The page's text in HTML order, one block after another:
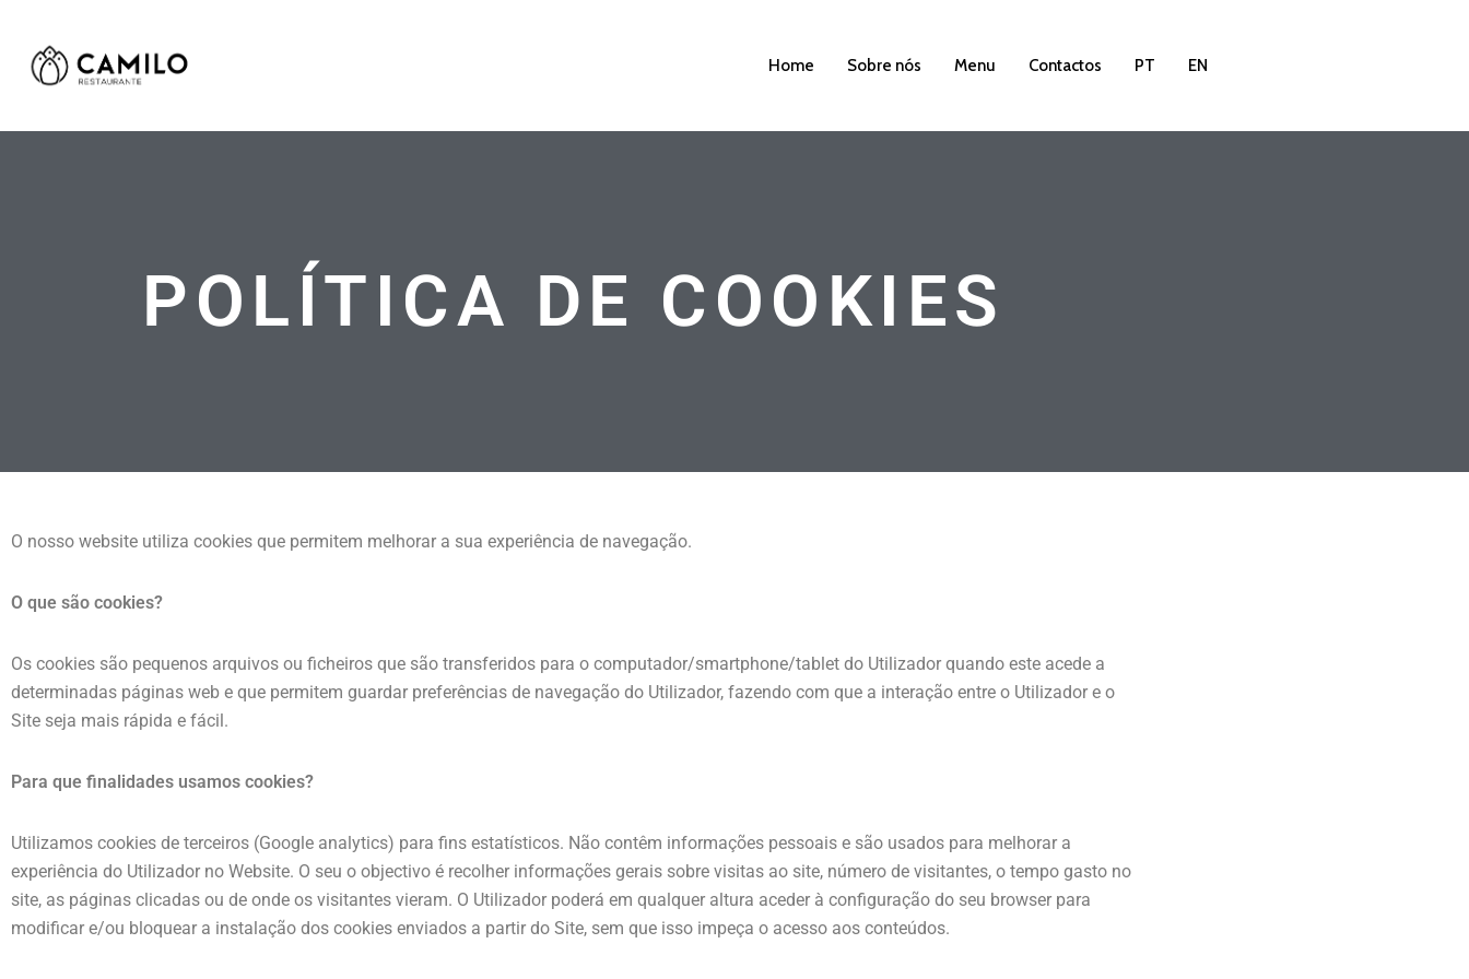
Home Sobre nós Menu Contactos PT EN
POLÍTICA DE COOKIES
O nosso website utiliza cookies que permitem melhorar a sua experiência de navegação.
O que são cookies?
Os cookies são pequenos arquivos ou ficheiros que são transferidos para o computador/smartphone/tablet do Utilizador quando este acede a
determinadas páginas web e que permitem guardar preferências de navegação do Utilizador, fazendo com que a interação entre o Utilizador e o
Site seja mais rápida e fácil.
Para que finalidades usamos cookies?
Utilizamos cookies de terceiros (Google analytics) para fins estatísticos. Não contêm informações pessoais e são usados para melhorar a
experiência do Utilizador no Website. O seu o objectivo é recolher informações gerais sobre visitas ao site, número de visitantes, o tempo gasto no
site, as páginas clicadas ou de onde os visitantes vieram. O Utilizador poderá em qualquer altura aceder à configuração do seu browser para
modificar e/ou bloquear a instalação dos cookies enviados a partir do Site, sem que isso impeça o acesso aos conteúdos.